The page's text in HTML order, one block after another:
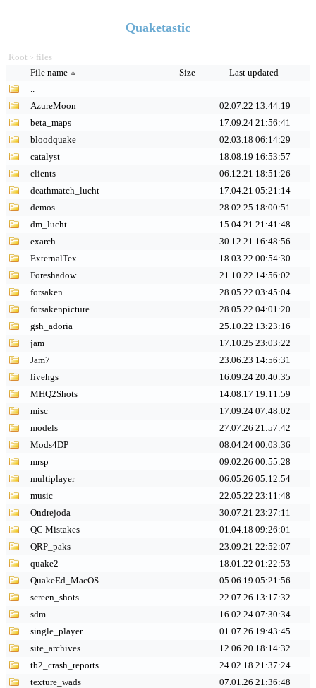
Quaketastic
Root > files
File name
Size
Last updated
..
AzureMoon
02.07.22 13:44:19
beta_maps
17.09.24 21:56:41
bloodquake
02.03.18 06:14:29
catalyst
18.08.19 16:53:57
clients
06.12.21 18:51:26
deathmatch_lucht
17.04.21 05:21:14
demos
28.02.25 18:00:51
dm_lucht
15.04.21 21:41:48
exarch
30.12.21 16:48:56
ExternalTex
18.03.22 00:54:30
Foreshadow
21.10.22 14:56:02
forsaken
28.05.22 03:45:04
forsakenpicture
28.05.22 04:01:20
gsh_adoria
25.10.22 13:23:16
jam
17.10.25 23:03:22
Jam7
23.06.23 14:56:31
livehgs
16.09.24 20:40:35
MHQ2Shots
14.08.17 19:11:59
misc
17.09.24 07:48:02
models
27.07.26 21:57:42
Mods4DP
08.04.24 00:03:36
mrsp
09.02.26 00:55:28
multiplayer
06.05.26 05:12:54
music
22.05.22 23:11:48
Ondrejoda
30.07.21 23:27:11
QC Mistakes
01.04.18 09:26:01
QRP_paks
23.09.21 22:52:07
quake2
18.01.22 01:22:53
QuakeEd_MacOS
05.06.19 05:21:56
screen_shots
22.07.26 13:17:32
sdm
16.02.24 07:30:34
single_player
01.07.26 19:43:45
site_archives
12.06.20 18:14:32
tb2_crash_reports
24.02.18 21:37:24
texture_wads
07.01.26 21:36:48